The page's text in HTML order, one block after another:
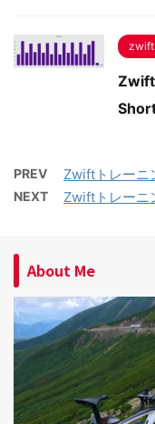
zwift
Zwift
PREV Zwiftトレー
NEXT Zwiftトレーニ
About Me